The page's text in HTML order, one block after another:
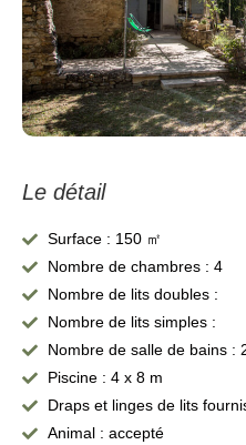
Le détail
Surface : 150 ㎡
Nombre de chambres : 4
Nombre de lits doubles :
Nombre de lits simples :
Nombre de salle de bains :
Piscine : 4 x 8 m
Draps et linges de lits
Animal : accepté